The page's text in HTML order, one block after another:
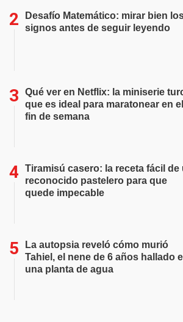
Desafío Matemático: mirar bien
signos antes de seguir leyendo
Qué ver en Netflix: la miniserie
que es ideal para maratonear en el
fin de semana
Tiramisú casero: la receta fácil de
reconocido pastelero para que
quede impecable
La autopsia reveló cómo murió
Tahiel, el nene de 6 años hallado
una planta de agua